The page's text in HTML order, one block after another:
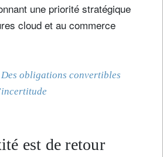
une priorité stratégique
cloud et au commerce
Des obligations convertibles
est de retour